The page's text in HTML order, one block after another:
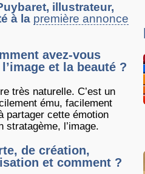
illustrateur,
à la première annonce
avez-vous
et la beauté ?
très naturelle. C’est un
ému, facilement
partager cette émotion
stratagème, l’image.
de création,
et comment ?